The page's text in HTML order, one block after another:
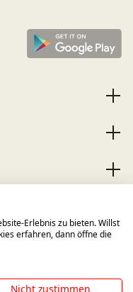
ANDERE
Erlebnis zu bieten. Willst
erfahren, dann öffne die
Nicht zustimmen